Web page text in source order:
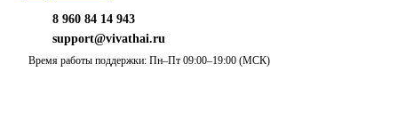
8 960 84 14 943
support@vivathai.ru
Время работы поддержки: Пн–Пт 09:00–19:00 (МСК)